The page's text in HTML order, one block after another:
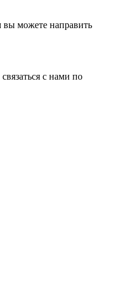
можете направить
с нами по